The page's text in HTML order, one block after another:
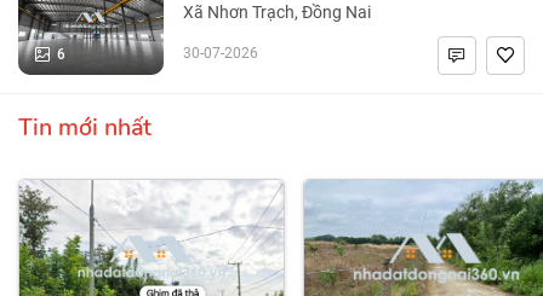
6
Xã Nhơn Trạch, Đồng Nai
30-07-2026
Tin mới nhất